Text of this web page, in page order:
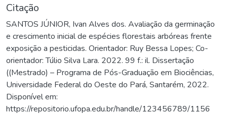
Citação
SANTOS JÚNIOR, Ivan Alves dos. Avaliação da germinação
e crescimento inicial de espécies florestais arbóreas frente
exposição a pesticidas. Orientador: Ruy Bessa Lopes; Co-
orientador: Túlio Silva Lara. 2022. 99 f.: il. Dissertação
((Mestrado) – Programa de Pós-Graduação em Biociências,
Universidade Federal do Oeste do Pará, Santarém, 2022.
Disponível em:
https://repositorio.ufopa.edu.br/handle/123456789/1156